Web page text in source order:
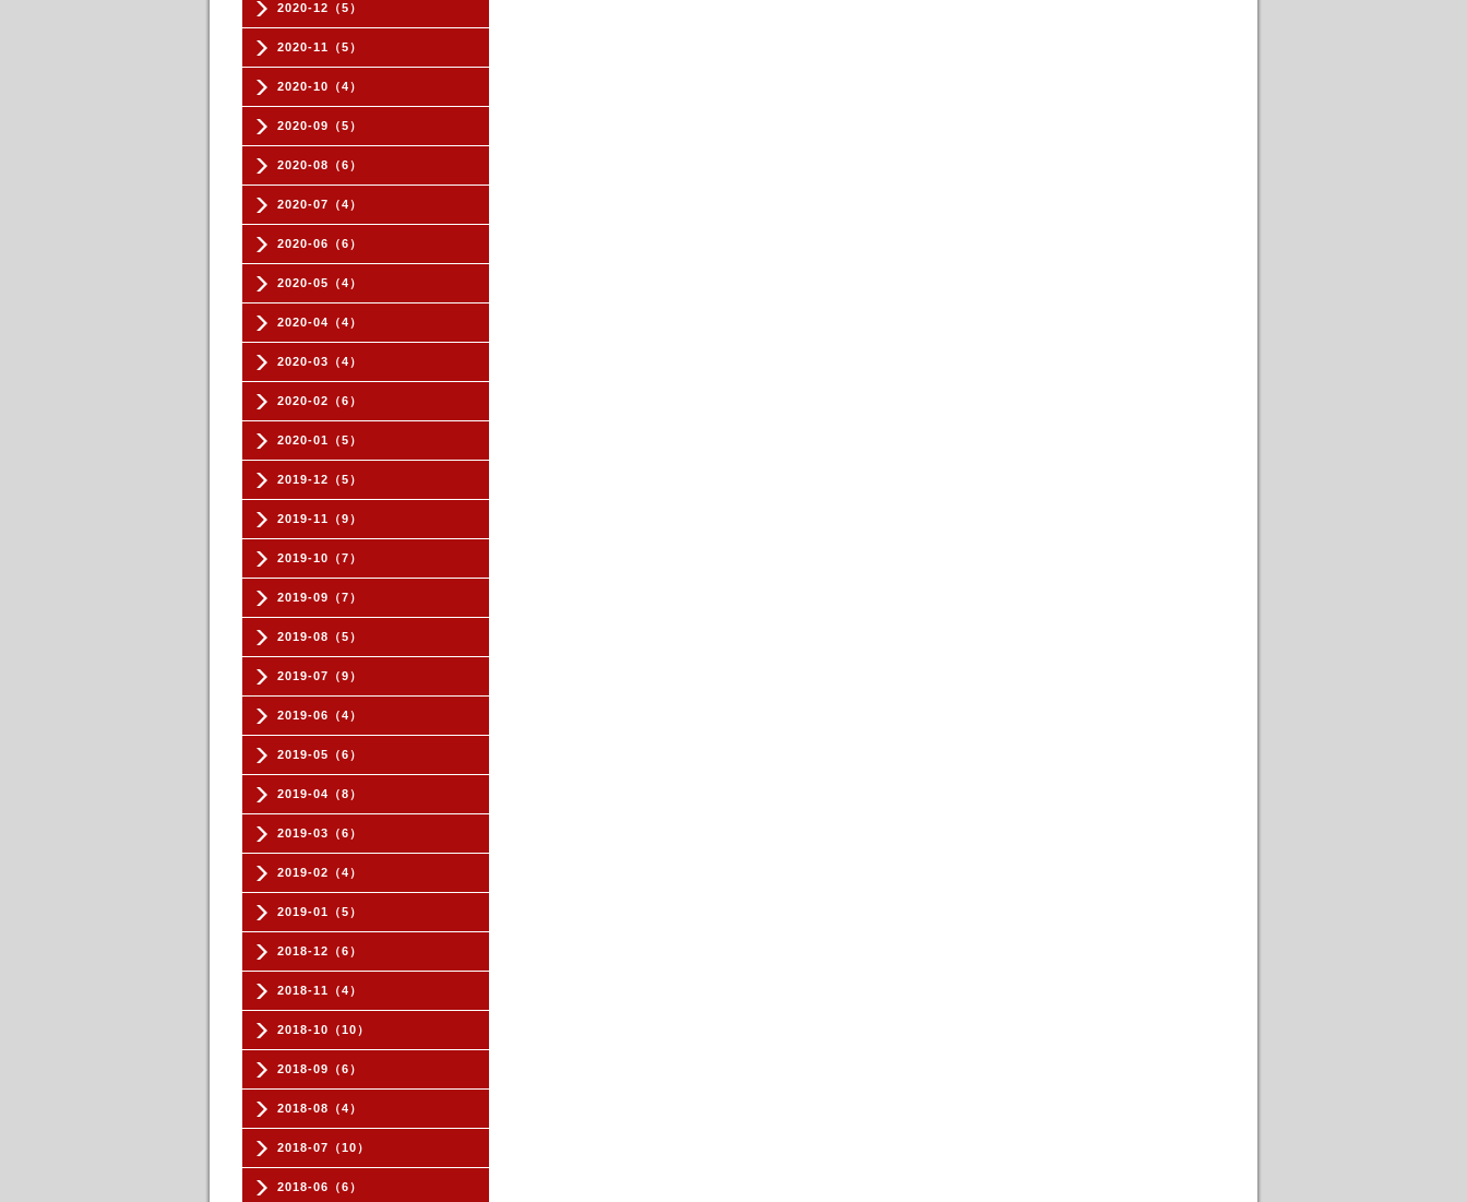
2020-12（5）
2020-11（5）
2020-10（4）
2020-09（5）
2020-08（6）
2020-07（4）
2020-06（6）
2020-05（4）
2020-04（4）
2020-03（4）
2020-02（6）
2020-01（5）
2019-12（5）
2019-11（9）
2019-10（7）
2019-09（7）
2019-08（5）
2019-07（9）
2019-06（4）
2019-05（6）
2019-04（8）
2019-03（6）
2019-02（4）
2019-01（5）
2018-12（6）
2018-11（4）
2018-10（10）
2018-09（6）
2018-08（4）
2018-07（10）
2018-06（6）